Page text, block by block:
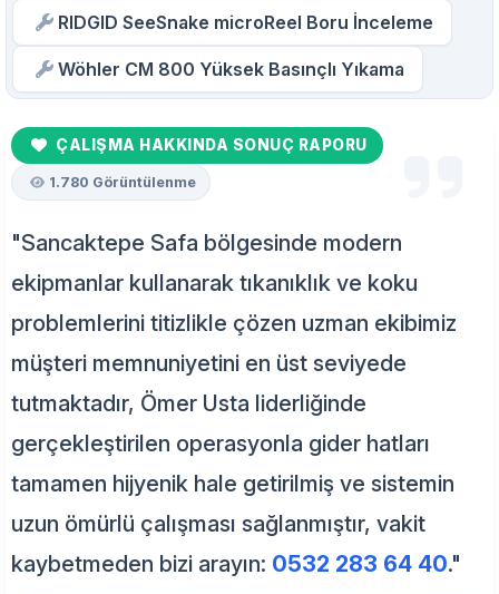
RIDGID SeeSnake microReel Boru İnceleme
Wöhler CM 800 Yüksek Basınçlı Yıkama
ÇALIŞMA HAKKINDA SONUÇ RAPORU
1.780 Görüntülenme
"Sancaktepe Safa bölgesinde modern
ekipmanlar kullanarak tıkanıklık ve koku
problemlerini titizlikle çözen uzman ekibimiz
müşteri memnuniyetini en üst seviyede
tutmaktadır, Ömer Usta liderliğinde
gerçekleştirilen operasyonla gider hatları
tamamen hijyenik hale getirilmiş ve sistemin
uzun ömürlü çalışması sağlanmıştır, vakit
kaybetmeden bizi arayın: 0532 283 64 40."